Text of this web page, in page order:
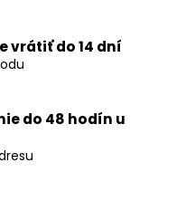
vrátiť do 14 dní
do 48 hodín u